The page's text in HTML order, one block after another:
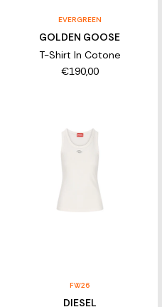
EVERGREEN
GOLDEN GOOSE
T-Shirt In Cotone
€190,00
FW26
DIESEL